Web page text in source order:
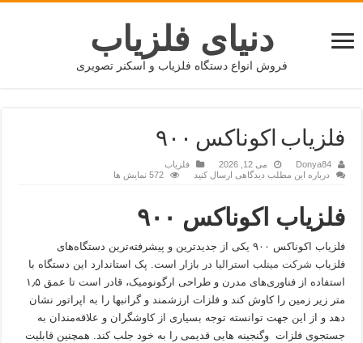
دنیای فلزیاب
فروش انواع دستگاه فلزیاب و اسکنر تصویری
فلزیاب اکوناکس ۹۰۰
Donya84 می 12, 2026
فلزیاب
درباره این مطلب دیدگاهی ارسال کنید
572 نمایش ها
فلزیاب اکوناکس ۹۰۰
فلزیاب اکوناکس ۹۰۰ یکی از جدیدترین و پیشرفته‌ترین دستگاه‌های
فلزیاب شرکت مینلب استرالیا در بازار است. پک استاندارد این دستگاه با
استفاده از فناوری‌های مدرن و طراحی ارگونومیک، قادر است تا عمق ۱٫۵
متر زیر زمین را کاوش کند و فلزات ارزشمند و گرانبها را به اپراتور نشان
دهد و از این جهت توانسته توجه بسیاری از کاوشگران و علاقه‌مندان به
جستجوی فلزات وگنجینه هایی قدیمی را به خود جلب کند. همچنین قابلیت